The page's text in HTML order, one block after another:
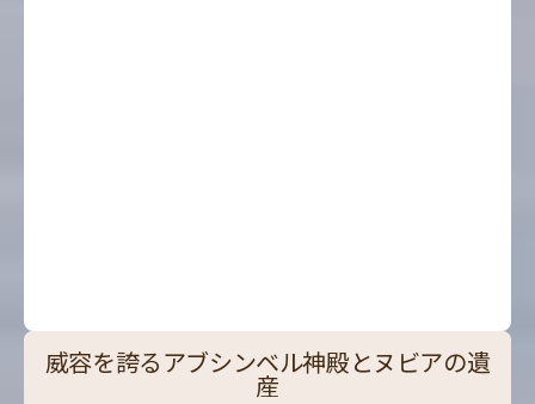
威容を誇るアブシンベル神殿とヌビアの遺
産